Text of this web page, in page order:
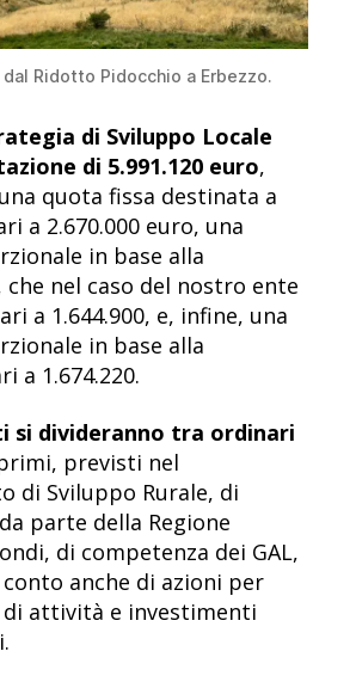
Ridotto Pidocchio a Erbezzo.
di Sviluppo Locale
di 5.991.120 euro,
quota fissa destinata a
a 2.670.000 euro, una
in base alla
che nel caso del nostro ente
a 1.644.900, e, infine, una
in base alla
a 1.674.220.
si divideranno tra ordinari
previsti nel
di Sviluppo Rurale, di
parte della Regione
di competenza dei GAL,
anche di azioni per
di attività e investimenti